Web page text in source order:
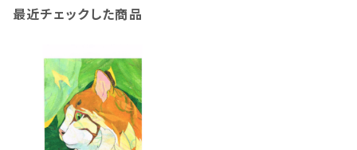
最近チェックした商品